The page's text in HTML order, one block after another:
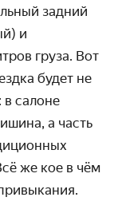
задний
и
груза. Вот
будет не
салоне
а часть
же кое в чём